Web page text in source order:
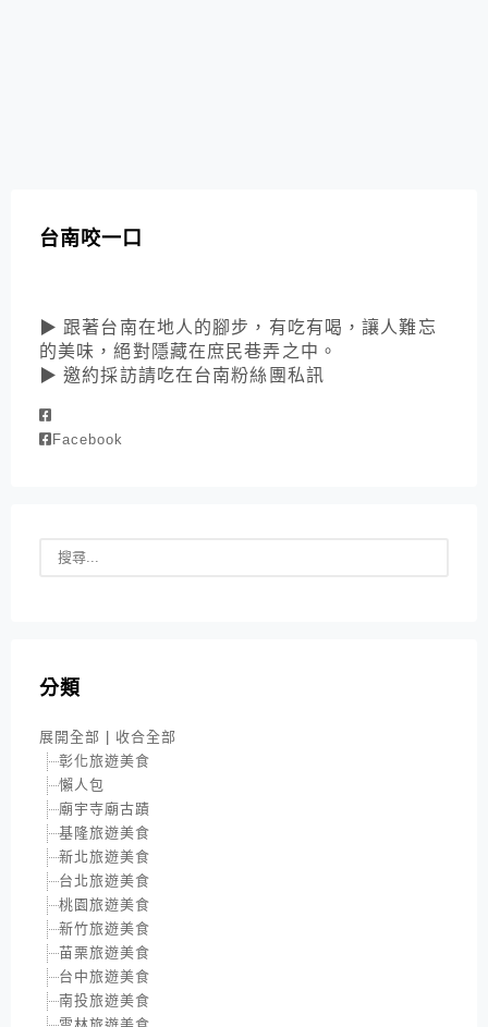
台南咬一口
▶ 跟著台南在地人的腳步，有吃有喝，讓人難忘
的美味，絕對隱藏在庶民巷弄之中。
▶ 邀約採訪請吃在台南粉絲團私訊
Facebook
分類
展開全部
收合全部
彰化旅遊美食
懶人包
廟宇寺廟古蹟
基隆旅遊美食
新北旅遊美食
台北旅遊美食
桃園旅遊美食
新竹旅遊美食
苗栗旅遊美食
台中旅遊美食
南投旅遊美食